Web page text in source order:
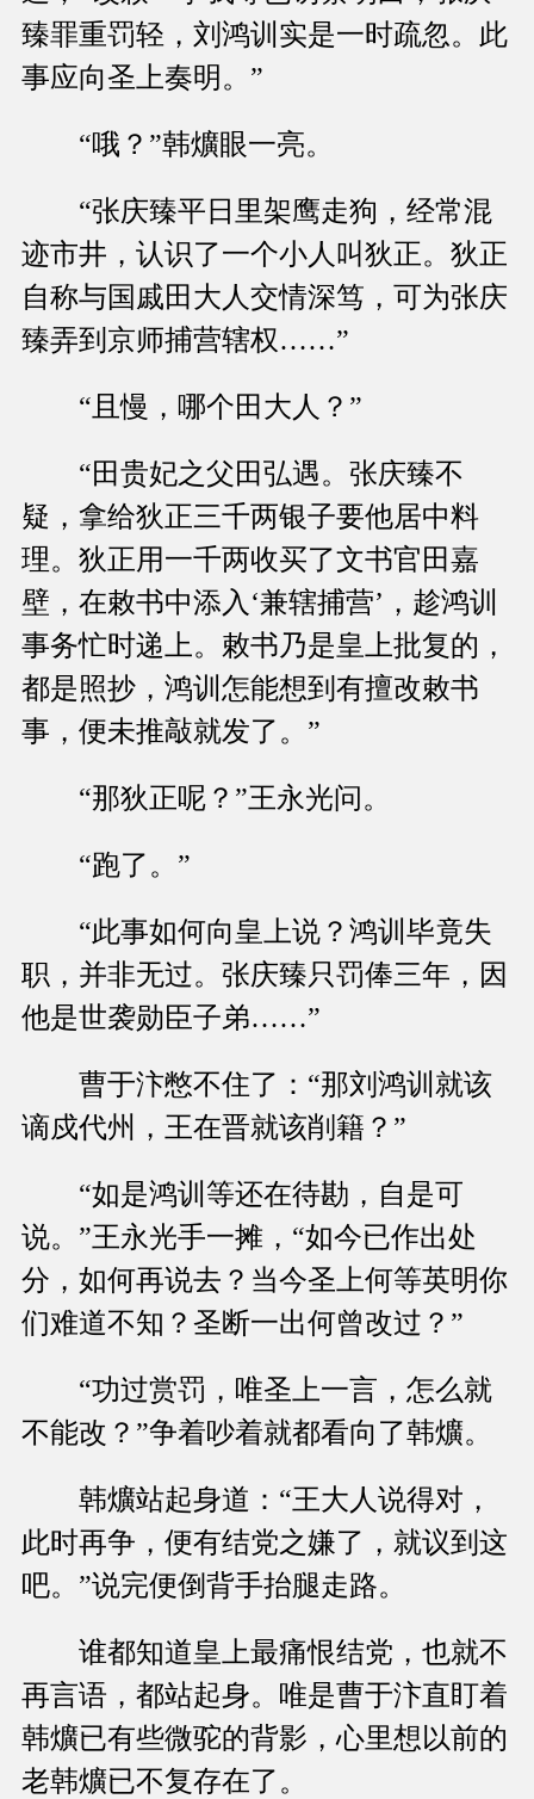
臻罪重罚轻，刘鸿训实是一时疏忽。此
事应向圣上奏明。”
“哦？”韩爌眼一亮。
“张庆臻平日里架鹰走狗，经常混
迹市井，认识了一个小人叫狄正。狄正
自称与国戚田大人交情深笃，可为张庆
臻弄到京师捕营辖权……”
“且慢，哪个田大人？”
“田贵妃之父田弘遇。张庆臻不
疑，拿给狄正三千两银子要他居中料
理。狄正用一千两收买了文书官田嘉
壁，在敕书中添入‘兼辖捕营’，趁鸿训
事务忙时递上。敕书乃是皇上批复的，
都是照抄，鸿训怎能想到有擅改敕书
事，便未推敲就发了。”
“那狄正呢？”王永光问。
“跑了。”
“此事如何向皇上说？鸿训毕竟失
职，并非无过。张庆臻只罚俸三年，因
他是世袭勋臣子弟……”
曹于汴憋不住了：“那刘鸿训就该
谪戍代州，王在晋就该削籍？”
“如是鸿训等还在待勘，自是可
说。”王永光手一摊，“如今已作出处
分，如何再说去？当今圣上何等英明你
们难道不知？圣断一出何曾改过？”
“功过赏罚，唯圣上一言，怎么就
不能改？”争着吵着就都看向了韩爌。
韩爌站起身道：“王大人说得对，
此时再争，便有结党之嫌了，就议到这
吧。”说完便倒背手抬腿走路。
谁都知道皇上最痛恨结党，也就不
再言语，都站起身。唯是曹于汴直盯着
韩爌已有些微驼的背影，心里想以前的
老韩爌已不复存在了。